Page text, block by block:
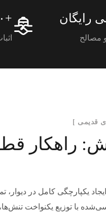
رایگان
مصالح
+۱۰۰ پروژه موفق
قدیمی ]
راهکار
یکپارچگی کامل در
با توزیع یکنواخت